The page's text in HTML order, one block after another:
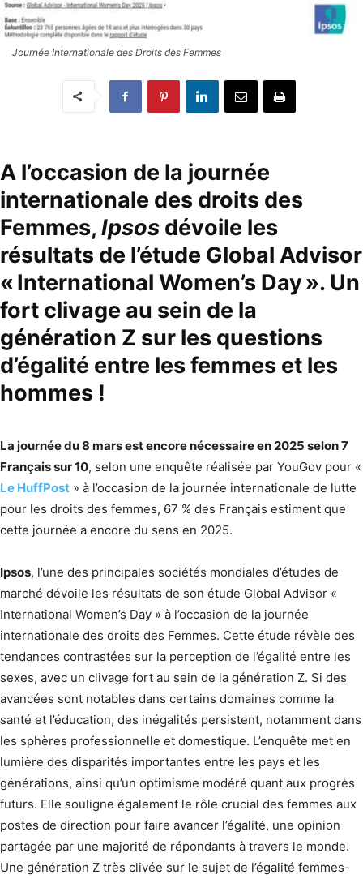
Journée Internationale des Droits des Femmes
A l’occasion de la journée
internationale des droits des
Femmes, Ipsos dévoile les
résultats de l’étude Global Advisor
«International Women’s Day». Un
fort clivage au sein de la
génération Z sur les questions
d’égalité entre les femmes et les
hommes !
La journée du 8 mars est encore nécessaire en 2025 selon 7
Français sur 10, selon une enquête réalisée par YouGov pour «
Le HuffPost » à l’occasion de la journée internationale de lutte
pour les droits des femmes, 67 % des Français estiment que
cette journée a encore du sens en 2025.
Ipsos, l’une des principales sociétés mondiales d’études de
marché dévoile les résultats de son étude Global Advisor «
International Women’s Day » à l’occasion de la journée
internationale des droits des Femmes. Cette étude révèle des
tendances contrastées sur la perception de l’égalité entre les
sexes, avec un clivage fort au sein de la génération Z. Si des
avancées sont notables dans certains domaines comme la
santé et l’éducation, des inégalités persistent, notamment dans
les sphères professionnelle et domestique. L’enquête met en
lumière des disparités importantes entre les pays et les
générations, ainsi qu’un optimisme modéré quant aux progrès
futurs. Elle souligne également le rôle crucial des femmes aux
postes de direction pour faire avancer l’égalité, une opinion
partagée par une majorité de répondants à travers le monde.
Une génération Z très clivée sur le sujet de l’égalité femmes-